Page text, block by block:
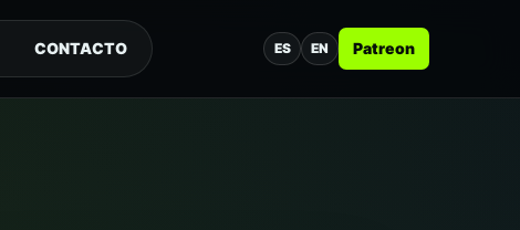
CONTACTO ES EN Patreon